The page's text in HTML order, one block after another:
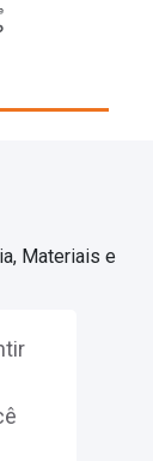
Materiais e